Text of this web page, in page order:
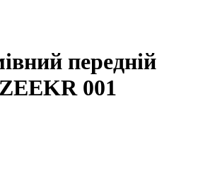
передній
001